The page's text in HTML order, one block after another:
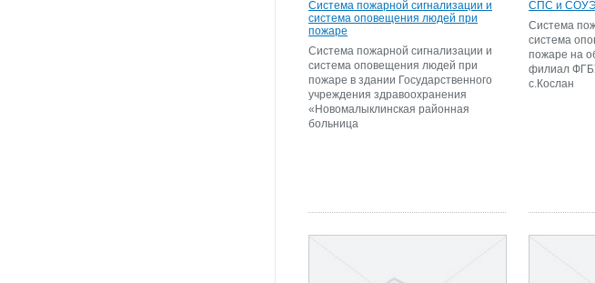
Система пожарной сигнализации и
система оповещения людей при
пожаре
Система пожарной сигнализации и
система оповещения людей при
пожаре в здании Государственного
учреждения здравоохранения
«Новомалыклинская районная
больница
СПС и
Система
система
пожаре на
филиал
с.Кослан